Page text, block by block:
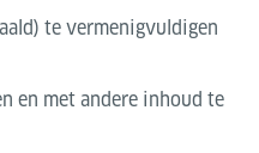
te vermenigvuldigen
en met andere inhoud te